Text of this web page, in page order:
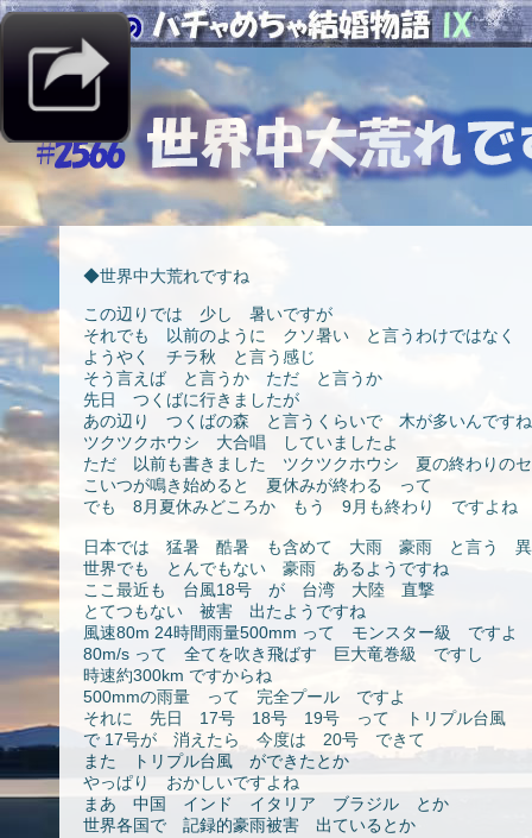
◆世界中大荒れですね
この辺りでは 少し 暑いですが
それでも 以前のように クソ暑い と言うわけではなく
ようやく チラ秋 と言う感じ
そう言えば と言うか ただ と言うか
先日 つくばに行きましたが
あの辺り つくばの森 と言うくらいで 木が多いんですね
ツクツクホウシ 大合唱 していましたよ
ただ 以前も書きました ツクツクホウシ 夏の終わりの
こいつが鳴き始めると 夏休みが終わる って
でも 8月夏休みどころか もう 9月も終わり ですよね
日本では 猛暑 酷暑 も含めて 大雨 豪雨 と言う 異
世界でも とんでもない 豪雨 あるようですね
ここ最近も 台風18号 が 台湾 大陸 直撃
とてつもない 被害 出たようですね
風速80m 24時間雨量500mm って モンスター級 ですよ
80m/s って 全てを吹き飛ばす 巨大竜巻級 ですし
時速約300km ですからね
500mmの雨量 って 完全プール ですよ
それに 先日 17号 18号 19号 って トリプル台風
で 17号が 消えたら 今度は 20号 できて
また トリプル台風 ができたとか
やっぱり おかしいですよね
まあ 中国 インド イタリア ブラジル とか
世界各国で 記録的豪雨被害 出ているとか